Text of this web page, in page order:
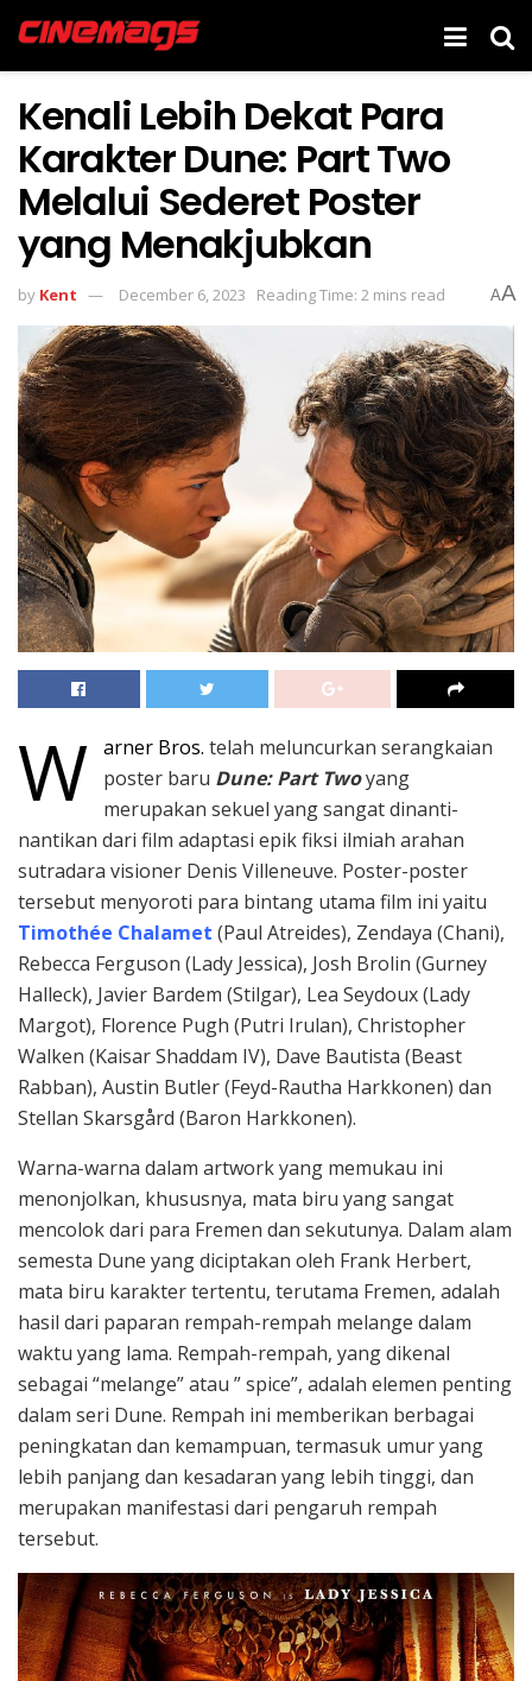
Kenali Lebih Dekat Para
Karakter Dune: Part Two
Melalui Sederet Poster
yang Menakjubkan
by Kent December 6, 2023 Reading Time: 2 mins read AA
W arner Bros. telah meluncurkan serangkaian
poster baru Dune: Part Twoyang
merupakan sekuel yang sangat dinanti-
nantikan dari film adaptasi epik fiksi ilmiah arahan
sutradara visioner Denis Villeneuve. Poster-poster
tersebut menyoroti para bintang utama film ini yaitu
Timothée Chalamet (Paul Atreides), Zendaya (Chani),
Rebecca Ferguson (Lady Jessica), Josh Brolin (Gurney
Halleck), Javier Bardem (Stilgar), Lea Seydoux (Lady
Margot), Florence Pugh (Putri Irulan), Christopher
Walken (Kaisar Shaddam IV), Dave Bautista (Beast
Rabban), Austin Butler (Feyd-Rautha Harkkonen) dan
Stellan Skarsgård (Baron Harkkonen).
Warna-warna dalam artwork yang memukau ini
menonjolkan, khususnya, mata biru yang sangat
mencolok dari para Fremen dan sekutunya. Dalam alam
semesta Dune yang diciptakan oleh Frank Herbert,
mata biru karakter tertentu, terutama Fremen, adalah
hasil dari paparan rempah-rempah melange dalam
waktu yang lama. Rempah-rempah, yang dikenal
sebagai “melange” atau ” spice”, adalah elemen penting
dalam seri Dune. Rempah ini memberikan berbagai
peningkatan dan kemampuan, termasuk umur yang
lebih panjang dan kesadaran yang lebih tinggi, dan
merupakan manifestasi dari pengaruh rempah
tersebut.